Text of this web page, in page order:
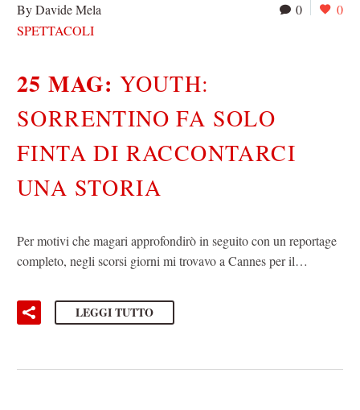
0 0
By Davide Mela
SPETTACOLI
25 MAG:YOUTH:
SORRENTINO FA SOLO
FINTA DI RACCONTARCI
UNA STORIA
Per motivi che magari approfondirò in seguito con un reportage
completo, negli scorsi giorni mi trovavo a Cannes per il…
LEGGI TUTTO